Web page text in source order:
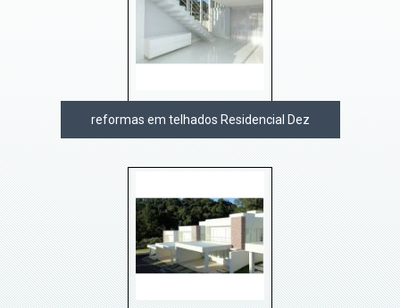
reformas em telhados Residencial Dez